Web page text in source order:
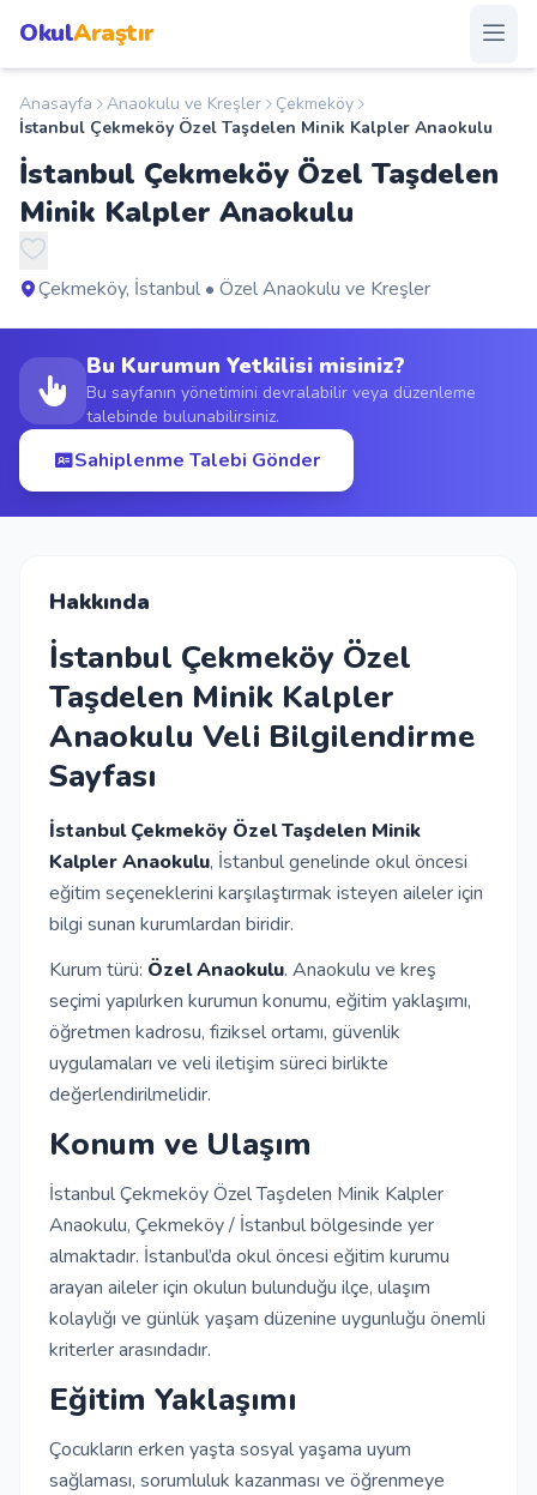
OkulAraştır
Anasayfa
Okullar
Şehirler
Duyurular
S.S.S.
Blog
Giriş Yap
Kayıt Ol
Okul Ekle
Anasayfa Anaokulu ve Kreşler
Çekmeköy
İstanbul Çekmeköy Özel Taşdelen Minik Kalpler Anaokulu
İstanbul Çekmeköy Özel Taşdelen
Minik Kalpler Anaokulu
Çekmeköy, İstanbul • Özel Anaokulu ve Kreşler
Bu Kurumun Yetkilisi misiniz?
Bu sayfanın yönetimini devralabilir veya düzenleme
talebinde bulunabilirsiniz.
Sahiplenme Talebi Gönder
Hakkında
İstanbul Çekmeköy Özel
Taşdelen Minik Kalpler
Anaokulu Veli Bilgilendirme
Sayfası
İstanbul Çekmeköy Özel Taşdelen Minik
Kalpler Anaokulu, İstanbul genelinde okul öncesi
eğitim seçeneklerini karşılaştırmak isteyen aileler için
bilgi sunan kurumlardan biridir.
Kurum türü: Özel Anaokulu. Anaokulu ve kreş
seçimi yapılırken kurumun konumu, eğitim yaklaşımı,
öğretmen kadrosu, fiziksel ortamı, güvenlik
uygulamaları ve veli iletişim süreci birlikte
değerlendirilmelidir.
Konum ve Ulaşım
İstanbul Çekmeköy Özel Taşdelen Minik Kalpler
Anaokulu, Çekmeköy / İstanbul bölgesinde yer
almaktadır. İstanbul’da okul öncesi eğitim kurumu
arayan aileler için okulun bulunduğu ilçe, ulaşım
kolaylığı ve günlük yaşam düzenine uygunluğu önemli
kriterler arasındadır.
Eğitim Yaklaşımı
Çocukların erken yaşta sosyal yaşama uyum
sağlaması, sorumluluk kazanması ve öğrenmeye